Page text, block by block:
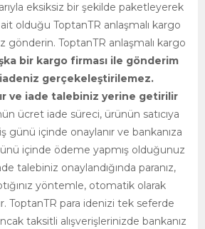
eksiksiz bir şekilde paketleyerek
olduğu ToptanTR anlaşmalı kargo
gönderin. ToptanTR anlaşmalı kargo
bir kargo firması ile gönderim
iadeniz gerçekeleştirilemez.
ve iade talebiniz yerine getirilir
ücret iade süreci, ürünün satıcıya
günü içinde onaylanır ve bankanıza
içinde ödeme yapmış olduğunuz
talebiniz onaylandığında paranız,
yöntemle, otomatik olarak
ToptanTR para idenizi tek seferde
taksitli alışverişlerinizde bankanız